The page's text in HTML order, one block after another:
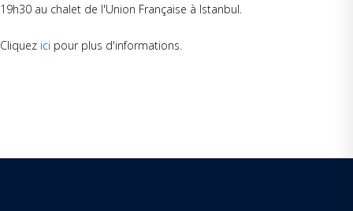
19h30 au chalet de l'Union Française à Istanbul.
Cliquez ici pour plus d'informations.